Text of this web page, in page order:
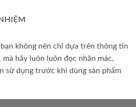
không nên chỉ dựa trên thông tin
hãy luôn luôn đọc nhãn mác,
sử dụng trước khi dùng sản phẩm